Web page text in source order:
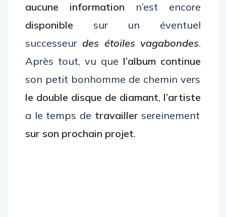
aucune information n’est encore
disponible sur un éventuel
successeurdes étoiles vagabondes.
Après tout, vu que l’album continue
son petit bonhomme de chemin vers
le double disque de diamant, l’artiste
a le temps de travailler sereinement
sur son prochain projet.